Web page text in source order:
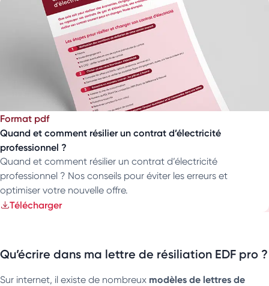
Format pdf
Quand et comment résilier un contrat d’électricité
professionnel ?
Quand et comment résilier un contrat d’électricité
professionnel ? Nos conseils pour éviter les erreurs et
optimiser votre nouvelle offre.
Télécharger
Qu’écrire dans ma lettre de résiliation EDF pro ?
Sur internet, il existe de nombreux modèles de lettres de